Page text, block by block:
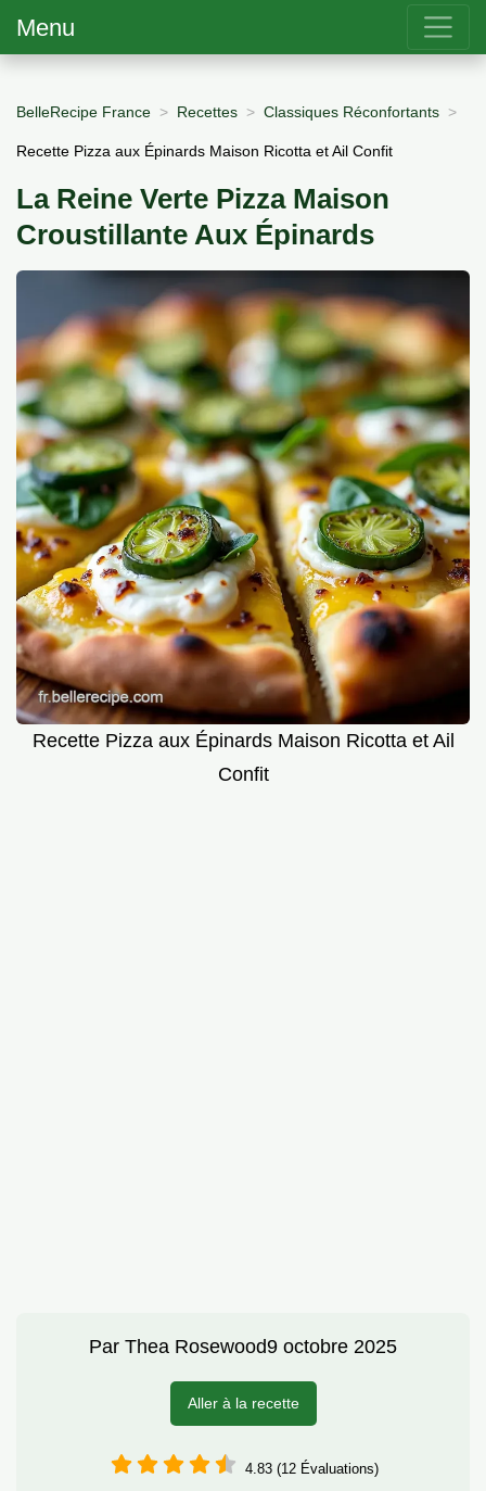
Menu
BelleRecipe France Recettes Classiques Réconfortants
Recette Pizza aux Épinards Maison Ricotta et Ail Confit
La Reine Verte Pizza Maison
Croustillante Aux Épinards
Recette Pizza aux Épinards Maison Ricotta et Ail
Confit
Par Thea Rosewood9 octobre 2025
Aller à la recette
4.83 (12 Évaluations)